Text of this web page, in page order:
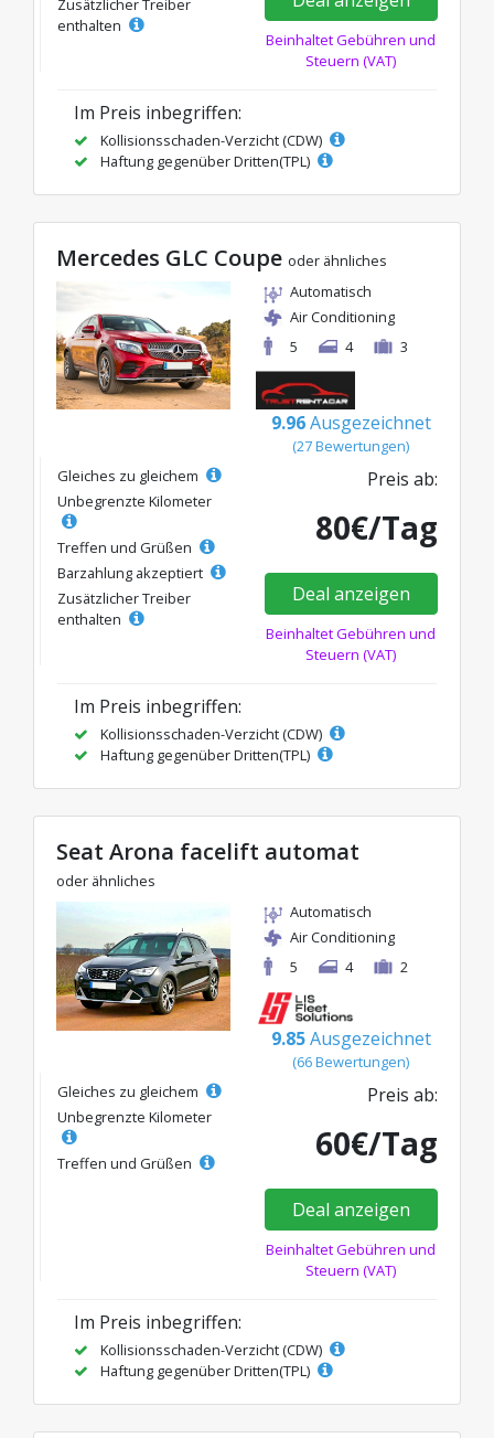
enthalten
Beinhaltet Gebühren und
Steuern (VAT)
Im Preis inbegriffen:
Kollisionsschaden-Verzicht (CDW)
Haftung gegenüber Dritten(TPL)
Mercedes GLC Coupe oder ähnliches
Automatisch
Air Conditioning
5
4 3
9.96 Ausgezeichnet
(27 Bewertungen)
Gleiches zu gleichem
Unbegrenzte Kilometer
Treffen und Grüßen
Barzahlung akzeptiert
Zusätzlicher Treiber
enthalten
Preis ab:
80€/Tag
Deal anzeigen
Beinhaltet Gebühren und
Steuern (VAT)
Im Preis inbegriffen:
Kollisionsschaden-Verzicht (CDW)
Haftung gegenüber Dritten(TPL)
Seat Arona facelift automat
oder ähnliches
Automatisch
Air Conditioning
5
4 2
9.85 Ausgezeichnet
(66 Bewertungen)
Gleiches zu gleichem
Unbegrenzte Kilometer
Treffen und Grüßen
Preis ab:
60€/Tag
Deal anzeigen
Beinhaltet Gebühren und
Steuern (VAT)
Im Preis inbegriffen:
Kollisionsschaden-Verzicht (CDW)
Haftung gegenüber Dritten(TPL)